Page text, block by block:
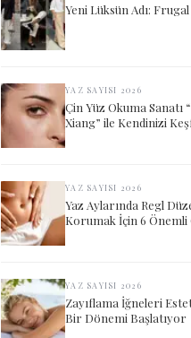
Yeni Lüksün Adı:
YAZ SAYISI 2026
Çin Yüz Okuma Sanatı
Xiang” ile Kendinizi
YAZ SAYISI 2026
Yaz Aylarında Regl
Korumak İçin 6 Önemli
YAZ SAYISI 2026
Zayıflama İğneleri
Bir Dönemi Başlatıyor